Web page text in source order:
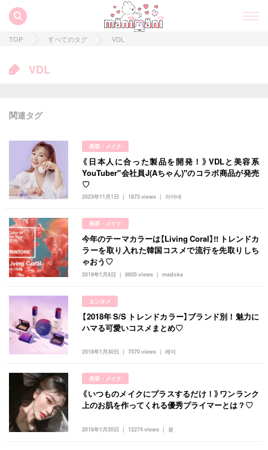
manimani について
カテゴリー一覧
キュレーター一覧
運営会社
プライバシーポリシー
お問い合わせ
韓国 オルチャン 韓国コスメ
メイク k-pop コスメ ファッション
kpop トレンド 韓国メイク
オルチャンメイク twice 人気
韓国ドラマ カフェ
TOP すべてのタグ VDL
VDL
関連タグ
美容・メイク
2023年11月1日 아야네
1875 views
《日本人に合った製品を開発！》VDLと美容系
YouTuber"会社員J(Aちゃん)"のコラボ商品が発売
♡
美容・メイク
2019年1月8日 madoka
8605 views
今年のテーマカラーは【Living Coral】!! トレンドカ
ラーを取り入れた韓国コスメで流行を先取りしち
ゃおう♡
エンタメ
2018年1月30日 레이
7570 views
【2018年 S/S トレンドカラー】ブランド別！魅力に
ハマる可愛いコスメまとめ♡
美容・メイク
2018年1月20日 윤
12274 views
《いつものメイクにプラスするだけ！》ワンランク
上のお肌を作ってくれる優秀プライマーとは？♡